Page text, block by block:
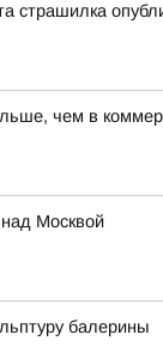
чем в
Москвой
балерины